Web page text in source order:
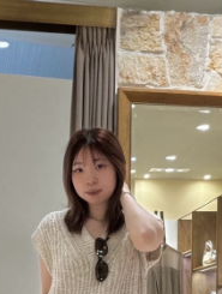
物販部門 NEXT AGE